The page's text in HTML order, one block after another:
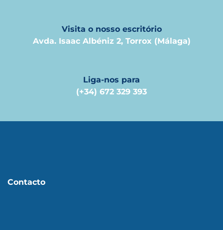
Visita o nosso escritório
Avda. Isaac Albéniz 2, Torrox (Málaga)
Liga-nos para
(+34) 672 329 393
Contacto